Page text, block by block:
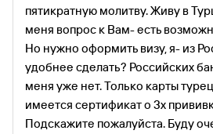
пятикратную молитву. Живу в
меня вопрос к Вам- есть
Но нужно оформить визу, я- из
удобнее сделать? Российских
меня уже нет. Только карты
имеется сертификат о 3х
Подскажите пожалуйста. Буду